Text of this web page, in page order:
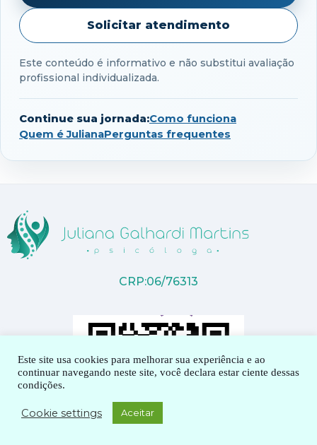
Solicitar atendimento
Este conteúdo é informativo e não substitui avaliação
profissional individualizada.
Continue sua jornada:Como funciona
Quem é JulianaPerguntas frequentes
CRP:06/76313
Este site usa cookies para melhorar sua experiência e ao
continuar navegando neste site, você declara estar ciente dessas
condições.
Cookie settings Aceitar